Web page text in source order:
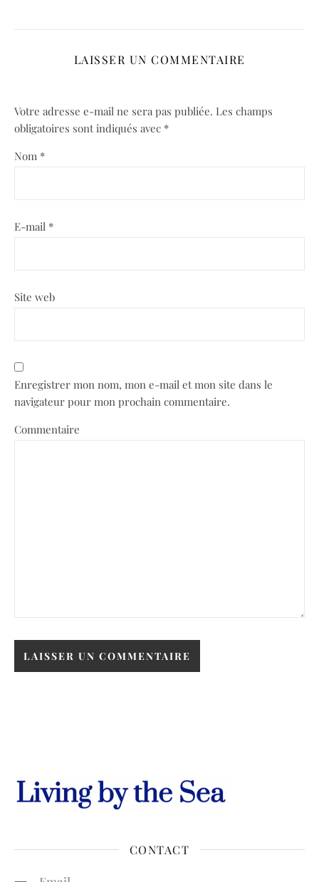
LAISSER UN COMMENTAIRE
Votre adresse e-mail ne sera pas publiée. Les champs
obligatoires sont indiqués avec *
Nom *
E-mail *
Site web
Enregistrer mon nom, mon e-mail et mon site dans le
navigateur pour mon prochain commentaire.
Commentaire
CONTACT